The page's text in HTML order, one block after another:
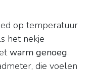
op temperatuur
het nekje
warm genoeg.
die voelen